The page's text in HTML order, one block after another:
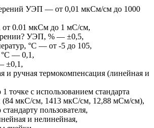
УЭП — от 0,01 мкСм/см до 1000
от 0.01 мкСм до 1 мС/см,
УЭП, % — ±0,5,
°С — от -5 до 105,
°С — 0,1,
±0,1,
и ручная термокомпенсация (линейная и
точке с использованием стандарта
(84 мкС/см, 1413 мкС/см, 12,88 мСм/см),
пользователя,
и нелинейная,